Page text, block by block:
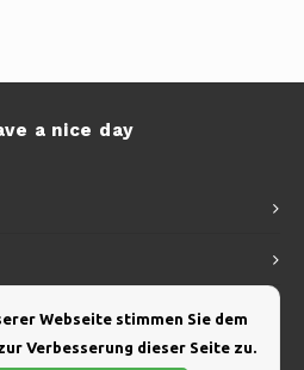
a nice day
Webseite stimmen Sie dem
Verbesserung dieser Seite zu.